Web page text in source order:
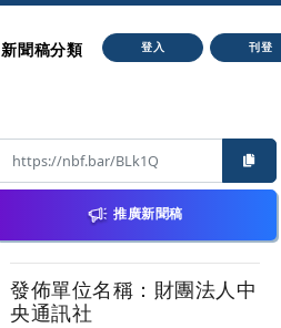
新聞稿分類 登入 刊登
推廣新聞稿
發佈單位名稱：財團法人中
央通訊社